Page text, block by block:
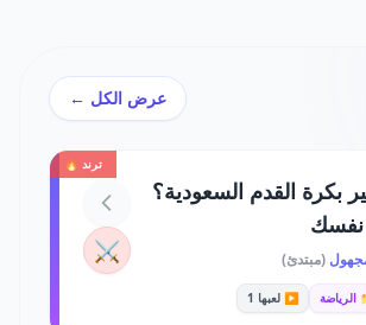
عرض الكل ←
ترند 🔥
بكرة القدم السعودية؟
نفسك
(مبتدئ)
الرياضة ▶️ لعبها 1
⚔️